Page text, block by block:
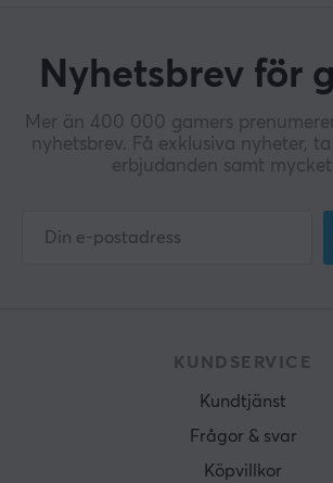
Nyhetsbrev för
Mer än 400 000 gamers
nyhetsbrev. Få exklusiva nyheter,
erbjudanden samt
KUNDSERVICE
Kundtjänst
Frågor & svar
Köpvillkor